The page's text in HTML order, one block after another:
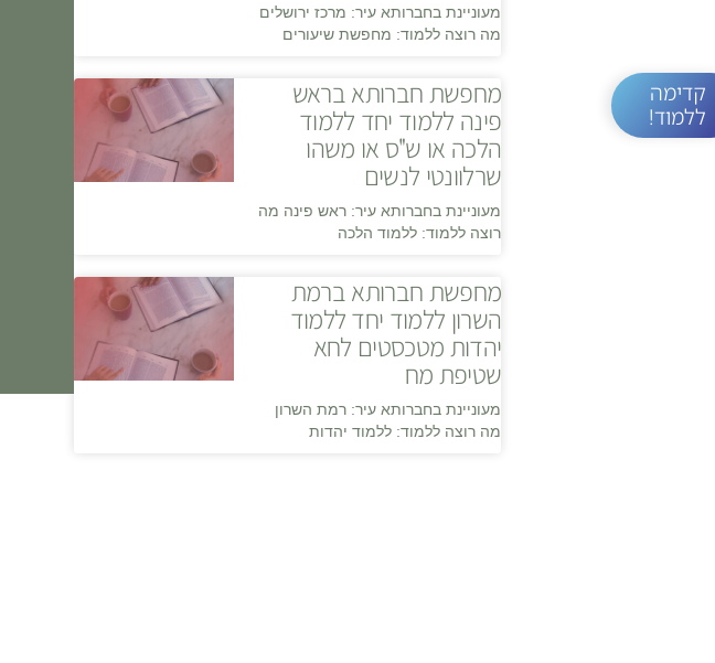
קדימה
ללמוד!
מעוניינת בחברותא עיר: מרכז ירושלים
מה רוצה ללמוד: מחפשת שיעורים
מחפשת חברותא בראש
פינה ללמוד יחד ללמוד
הלכה או ש"ס או משהו
שרלוונטי לנשים
מעוניינת בחברותא עיר: ראש פינה מה
רוצה ללמוד: ללמוד הלכה
מחפשת חברותא ברמת
השרון ללמוד יחד ללמוד
יהדות מטכסטים לחא
שטיפת מח
מעוניינת בחברותא עיר: רמת השרון
מה רוצה ללמוד: ללמוד יהדות